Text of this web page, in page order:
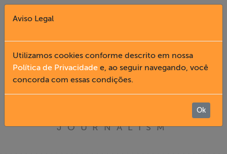
Fechar X
English
BRAZILIAN
ASSOCIATION OF
JOURNALISM
Aviso Legal
Utilizamos cookies conforme descrito em nossa
Política de Privacidade e, ao seguir navegando, você
concorda com essas condições.
Ok